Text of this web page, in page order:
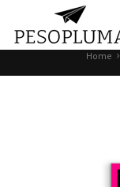
Home